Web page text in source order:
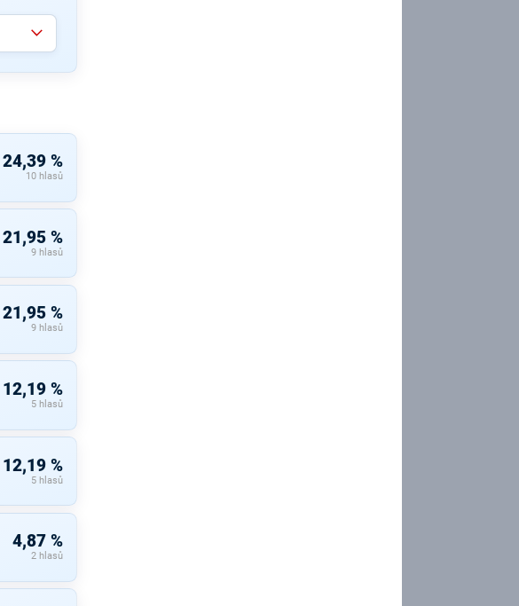
24,39 %
10 hlasů
21,95 %
9 hlasů
21,95 %
9 hlasů
12,19 %
5 hlasů
12,19 %
5 hlasů
4,87 %
2 hlasů